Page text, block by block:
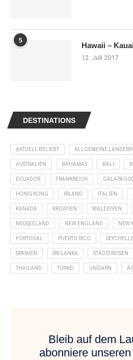
5
Hawaii –
12. Juli 2017
DESTINATIONS
AKTUELL BELIEBT ALLGEMEINE
AUSTRALIEN BAHAMAS BALI
ECUADOR FRANKREICH
HONG KONG IRLAND ITALIEN
KANADA KROATIEN MALEDIVEN
NEUSEELAND NEW ENGLAND NEW
PORTUGAL PUERTO RICO
SPANIEN SRI LANKA STÄDTEREISEN
THAILAND TÜRKEI UNGARN
Bleib auf dem
abonniere